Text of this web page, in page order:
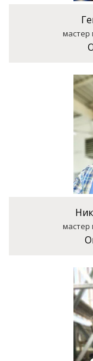
мастер
мастер